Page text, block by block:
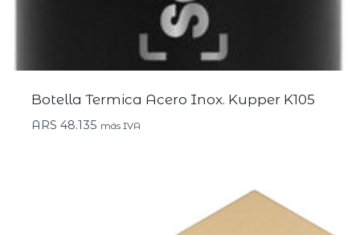
Botella Termica Acero Inox. Kupper K105
ARS 48.135 más IVA